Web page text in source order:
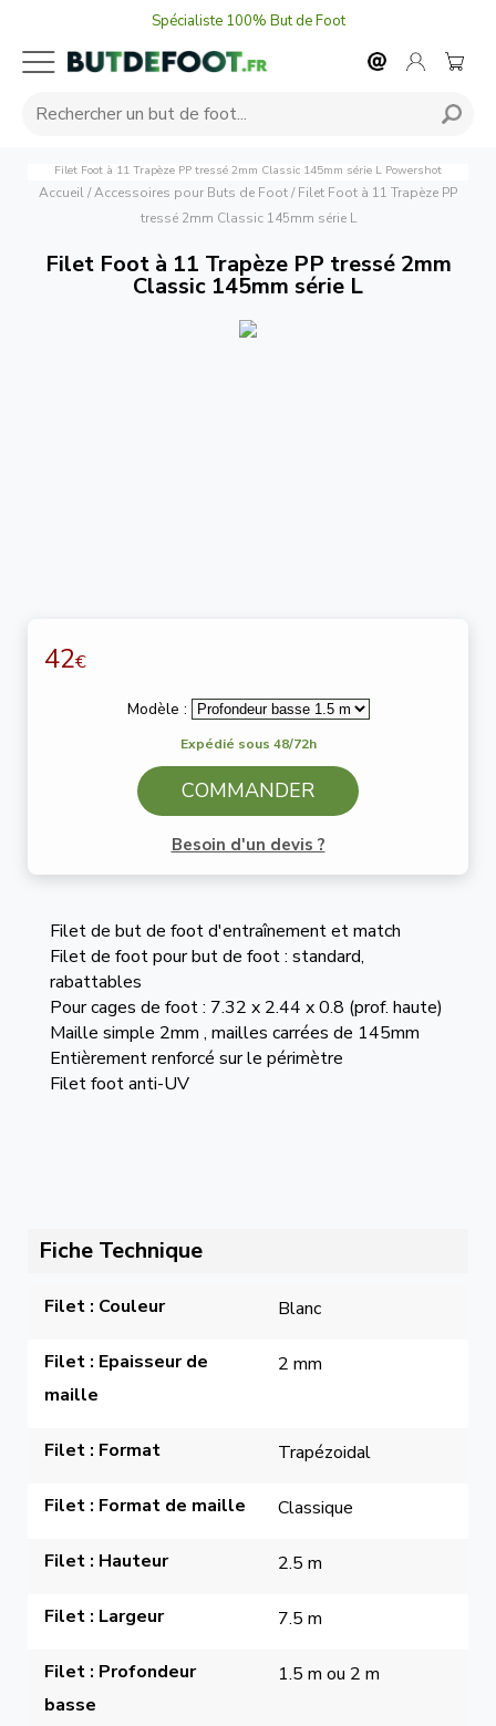
Spécialiste 100% But de Foot
Filet Foot à 11 Trapèze PP tressé 2mm Classic 145mm série L Powershot
Accueil/Accessoires pour Buts de Foot/ Filet Foot à 11 Trapèze PP
tressé 2mm Classic 145mm série L
Filet Foot à 11 Trapèze PP tressé 2mm
Classic 145mm série L
42€
Modèle :
Expédié sous 48/72h
COMMANDER
Besoin d'un devis ?
Filet de but de foot d'entraînement et match
Filet de foot pour but de foot : standard,
rabattables
Pour cages de foot : 7.32 x 2.44 x 0.8 (prof. haute)
Maille simple 2mm , mailles carrées de 145mm
Entièrement renforcé sur le périmètre
Filet foot anti-UV
Fiche Technique
Filet : Couleur Blanc
Filet : Epaisseur de
maille
2 mm
Filet : Format Trapézoidal
Filet : Format de maille Classique
Filet : Hauteur 2.5 m
Filet : Largeur 7.5 m
Filet : Profondeur
basse
1.5 m ou 2 m